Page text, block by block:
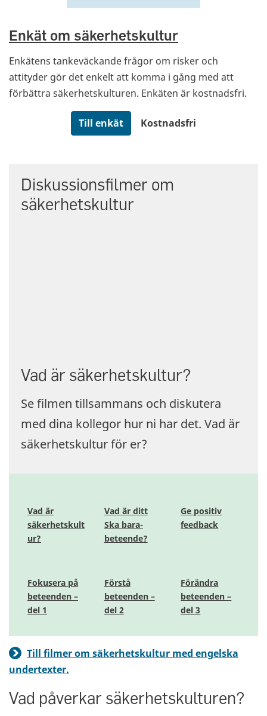
Enkät om säkerhetskultur
Enkätens tankeväckande frågor om risker och
attityder gör det enkelt att komma i gång med att
förbättra säkerhetskulturen. Enkäten är kostnadsfri.
Till enkät Kostnadsfri
Diskussionsfilmer om
säkerhetskultur
Vad är säkerhetskultur?
Se filmen tillsammans och diskutera
med dina kollegor hur ni har det. Vad är
säkerhetskultur för er?
Vad är
säkerhetskult
ur?
Vad är ditt
Ska bara-
beteende?
Ge positiv
feedback
Fokusera på
beteenden –
del 1
Förstå
beteenden –
del 2
Förändra
beteenden –
del 3
Till filmer om säkerhetskultur med engelska
undertexter.
Vad påverkar säkerhetskulturen?